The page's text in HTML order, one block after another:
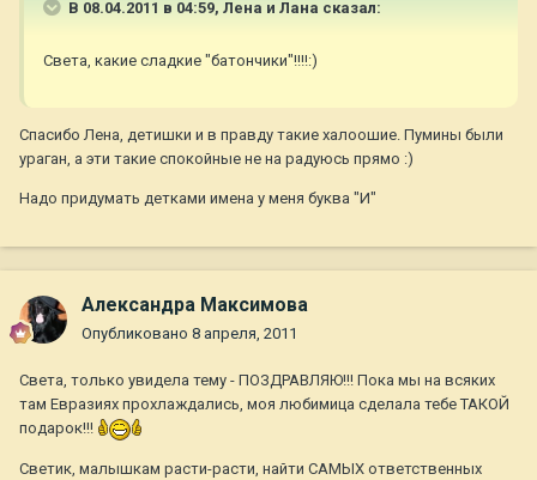
В 08.04.2011 в 04:59, Лена и Лана сказал:
Света, какие сладкие "батончики"!!!!:)
Спасибо Лена, детишки и в правду такие халоошие. Пумины были
ураган, а эти такие спокойные не на радуюсь прямо :)
Надо придумать детками имена у меня буква "И"
Александра Максимова
Опубликовано 8 апреля, 2011
Света, только увидела тему - ПОЗДРАВЛЯЮ!!! Пока мы на всяких
там Евразиях прохлаждались, моя любимица сделала тебе ТАКОЙ
подарок!!!
Светик, малышкам расти-расти, найти САМЫХ ответственных